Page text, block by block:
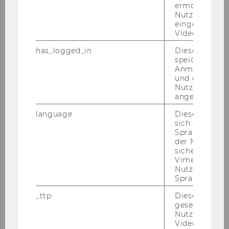
Pro­jekt ab­ge­schlos­sen: CI­vol­
un­teer – Cri­ti­cal In­frastru­tures
ermöglicht
Nutzung des
Video Players
has_logged_in
Dieses Cookie
speichert
und ob sich
Nutzer*in
angemeldet
language
Dieses
sich die
der
Vimeo in der
Nutzer
Sprache
_ttp
Dieser
gesetzt, um
Nutzung des
Videoplayers